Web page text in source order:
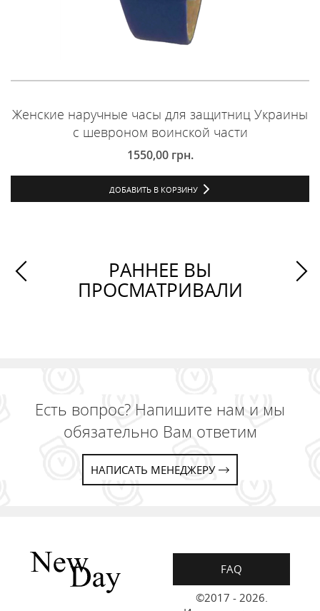
Женские наручные часы для защитниц Украины
с шевроном воинской части
1550,00 грн.
ДОБАВИТЬ В КОРЗИНУ
РАННЕЕ ВЫ
ПРОСМАТРИВАЛИ
Есть вопрос? Напишите нам и мы
обязательно Вам ответим
НАПИСАТЬ МЕНЕДЖЕРУ
FAQ
©2017 - 2026.